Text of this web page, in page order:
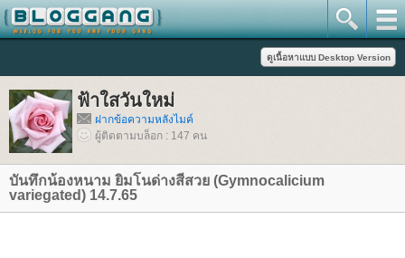
ฟ้าใสวันใหม่
ฝากข้อความหลังไมค์
ผู้ติดตามบล็อก : 147 คน
บันทึกน้องหนาม ยิมโนด่างสีสวย (Gymnocalicium
variegated) 14.7.65